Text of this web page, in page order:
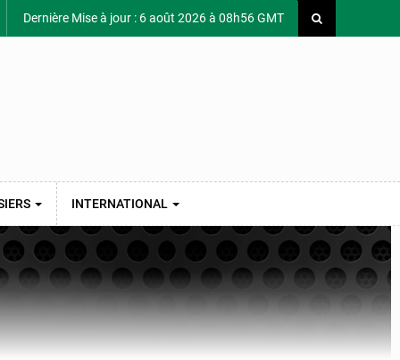
Dernière Mise à jour : 6 août 2026 à 08h56 GMT
INTERNATIONAL